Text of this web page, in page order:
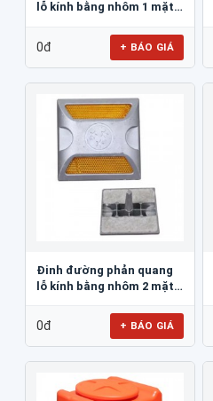
lỗ kính bằng nhôm 1 mặt
0đ + BÁO GIÁ
Đinh đường phản quang
lỗ kính bằng nhôm 2 mặt
0đ + BÁO GIÁ